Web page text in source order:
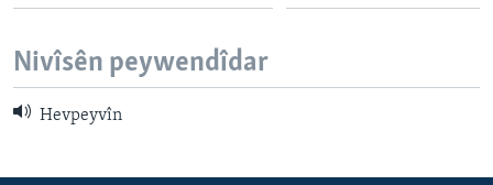
Zimanên Din
Nivîsên peywendîdar
Hevpeyvîn